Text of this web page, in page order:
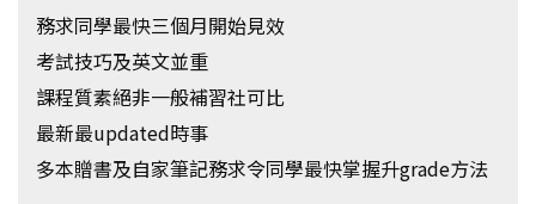
務求同學最快三個月開始見效
考試技巧及英文並重
課程質素絕非一般補習社可比
最新最updated時事
多本贈書及自家筆記務求令同學最快掌握升grade方法